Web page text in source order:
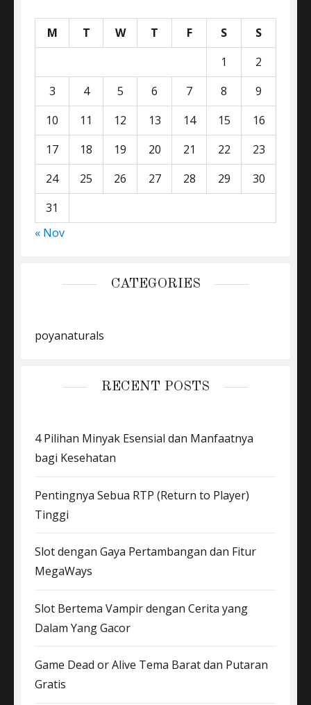
M T W T F S
S
1
2
3
4 5 6 7 8
9
10
11 12 13 14 15
16
17
18 19 20 21 22
23
24
25 26 27 28 29
30
31
« Nov
CATEGORIES
poyanaturals
RECENT POSTS
4 Pilihan Minyak Esensial dan Manfaatnya
bagi Kesehatan
Pentingnya Sebua RTP (Return to Player)
Tinggi
Slot dengan Gaya Pertambangan dan Fitur
MegaWays
Slot Bertema Vampir dengan Cerita yang
Dalam Yang Gacor
Game Dead or Alive Tema Barat dan Putaran
Gratis